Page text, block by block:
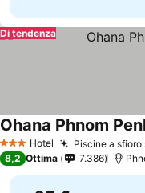
Di tendenza
3 StelleHotel Piscine a sfioro
Ohana Phnom
8,2 Ottima 7.386